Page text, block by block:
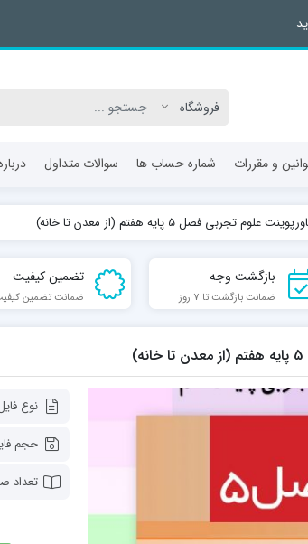
و مقررات شماره حساب ها سوالات متداول
علوم تجربی فصل 5 پایه هفتم (از معدن تا خانه)
بازگشت وجه
ضمانت بازگشت تا 7 روز
تضمین کیفیت
ضمانت تضمین
نوع
حجم
تعداد